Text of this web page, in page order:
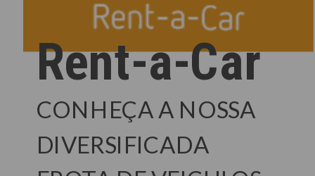
Rent-a-Car
CONHEÇA A NOSSA
DIVERSIFICADA